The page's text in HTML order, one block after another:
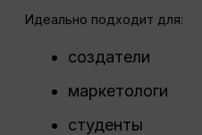
Идеально подходит для:
создатели
маркетологи
студенты